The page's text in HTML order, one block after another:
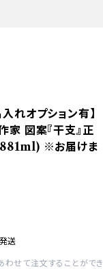
れオプション有】
図案『干支』正
※お届けま
送
せて注文することができ